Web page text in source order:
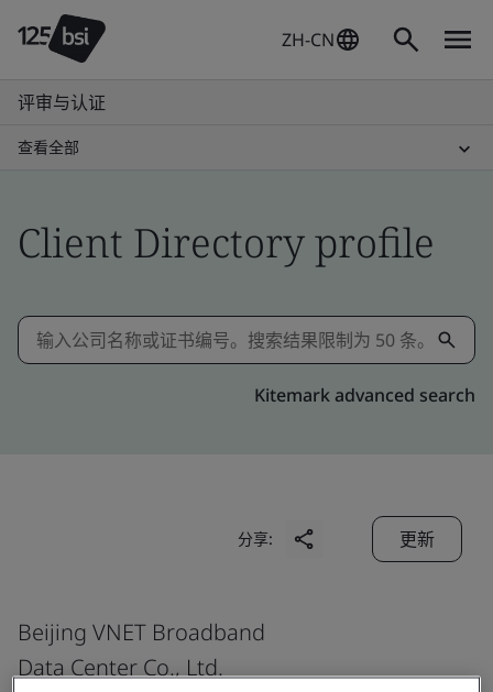
ZH-CN
评审与认证
查看全部
Client Directory profile
Kitemark advanced search
分享: 更新
Beijing VNET Broadband
Data Center Co., Ltd.